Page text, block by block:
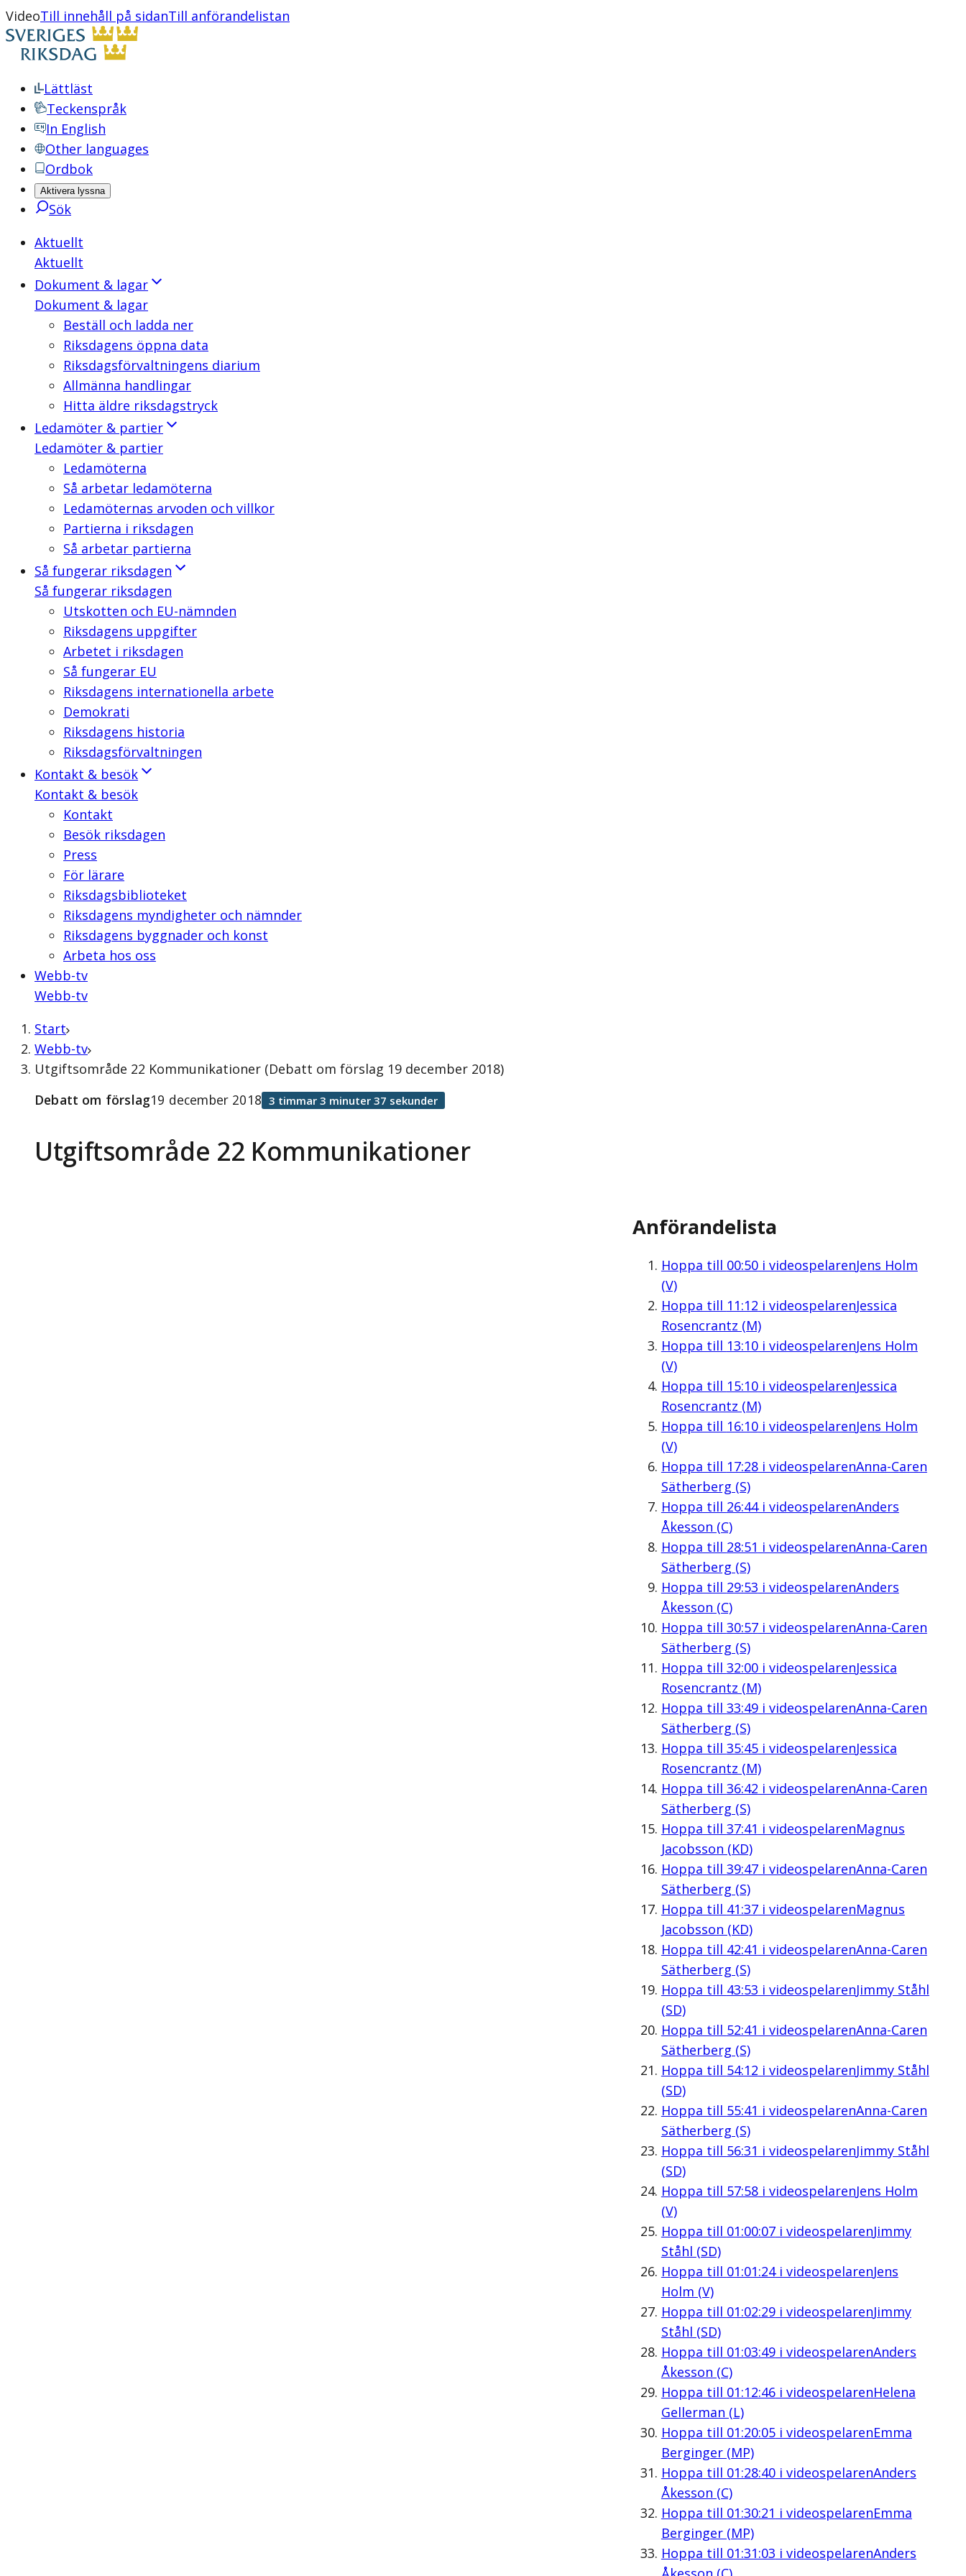
VideoTill innehåll på sidanTill anförandelistan
Lättläst
Teckenspråk
In English
Other languages
Ordbok
Aktivera lyssna
Sök
Aktuellt
Aktuellt
Dokument & lagar
Dokument & lagar
Beställ och ladda ner
Riksdagens öppna data
Riksdagsförvaltningens diarium
Allmänna handlingar
Hitta äldre riksdagstryck
Ledamöter & partier
Ledamöter & partier
Ledamöterna
Så arbetar ledamöterna
Ledamöternas arvoden och villkor
Partierna i riksdagen
Så arbetar partierna
Så fungerar riksdagen
Så fungerar riksdagen
Utskotten och EU-nämnden
Riksdagens uppgifter
Arbetet i riksdagen
Så fungerar EU
Riksdagens internationella arbete
Demokrati
Riksdagens historia
Riksdagsförvaltningen
Kontakt & besök
Kontakt & besök
Kontakt
Besök riksdagen
Press
För lärare
Riksdagsbiblioteket
Riksdagens myndigheter och nämnder
Riksdagens byggnader och konst
Arbeta hos oss
Webb-tv
Webb-tv
Start
Webb-tv
Utgiftsområde 22 Kommunikationer (Debatt om förslag 19 december 2018)
Utgiftsområde 22 Kommunikationer
Debatt om förslag19 december 2018 3 timmar 3 minuter 37 sekunder
Anförandelista
Hoppa till 00:50i videospelarenJens Holm
(V)
Hoppa till 11:12 i videospelarenJessica
Rosencrantz (M)
Hoppa till 13:10i videospelarenJens Holm
(V)
Hoppa till 15:10i videospelarenJessica
Rosencrantz (M)
Hoppa till 16:10i videospelarenJens Holm
(V)
Hoppa till 17:28i videospelarenAnna-Caren
Sätherberg (S)
Hoppa till 26:44i videospelarenAnders
Åkesson (C)
Hoppa till 28:51 i videospelarenAnna-Caren
Sätherberg (S)
Hoppa till 29:53 i videospelarenAnders
Åkesson (C)
Hoppa till 30:57i videospelarenAnna-Caren
Sätherberg (S)
Hoppa till 32:00i videospelarenJessica
Rosencrantz (M)
Hoppa till 33:49i videospelarenAnna-Caren
Sätherberg (S)
Hoppa till 35:45i videospelarenJessica
Rosencrantz (M)
Hoppa till 36:42 i videospelarenAnna-Caren
Sätherberg (S)
Hoppa till 37:41 i videospelarenMagnus
Jacobsson (KD)
Hoppa till 39:47i videospelarenAnna-Caren
Sätherberg (S)
Hoppa till 41:37i videospelarenMagnus
Jacobsson (KD)
Hoppa till 42:41 i videospelarenAnna-Caren
Sätherberg (S)
Hoppa till 43:53 i videospelarenJimmy Ståhl
(SD)
Hoppa till 52:41 i videospelarenAnna-Caren
Sätherberg (S)
Hoppa till 54:12 i videospelarenJimmy Ståhl
(SD)
Hoppa till 55:41 i videospelarenAnna-Caren
Sätherberg (S)
Hoppa till 56:31 i videospelarenJimmy Ståhl
(SD)
Hoppa till 57:58i videospelarenJens Holm
(V)
Hoppa till 01:00:07i videospelarenJimmy
Ståhl (SD)
Hoppa till 01:01:24i videospelarenJens
Holm (V)
Hoppa till 01:02:29i videospelarenJimmy
Ståhl (SD)
Hoppa till 01:03:49i videospelarenAnders
Åkesson (C)
Hoppa till 01:12:46i videospelarenHelena
Gellerman (L)
Hoppa till 01:20:05i videospelarenEmma
Berginger (MP)
Hoppa till 01:28:40i videospelarenAnders
Åkesson (C)
Hoppa till 01:30:21 i videospelarenEmma
Berginger (MP)
Hoppa till 01:31:03 i videospelarenAnders